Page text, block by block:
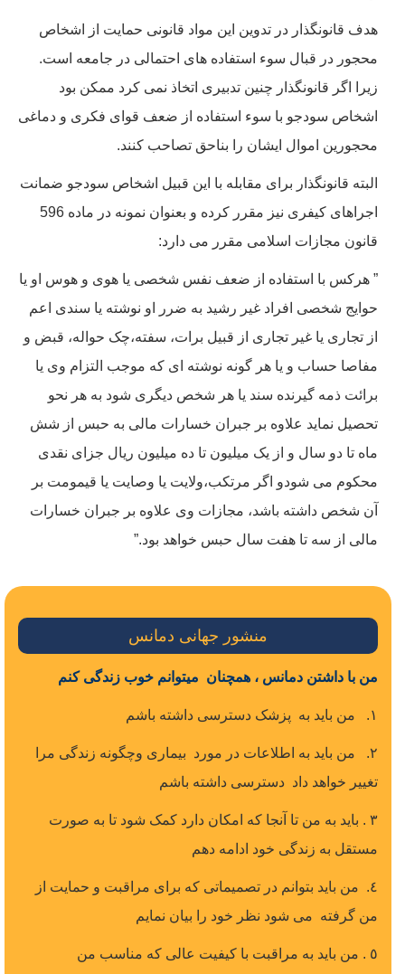
هدف قانونگذار در تدوین این مواد قانونی حمایت از اشخاص
محجور در قبال سوء استفاده های احتمالی در جامعه است.
زیرا اگر قانونگذار چنین تدبیری اتخاذ نمی کرد ممکن بود
اشخاص سودجو با سوء استفاده از ضعف قوای فکری و دماغی
محجورین اموال ایشان را بناحق تصاحب کنند.
البته قانونگذار برای مقابله با این قبیل اشخاص سودجو ضمانت
اجراهای کیفری نیز مقرر کرده و بعنوان نمونه در ماده 596
قانون مجازات اسلامی مقرر می دارد:
” هرکس با استفاده از ضعف نفس شخصی یا هوی و هوس او یا
حوایج شخصی افراد غیر رشید به ضرر او نوشته یا سندی اعم
از تجاری یا غیر تجاری از قبیل برات، سفته،چک حواله، قبض و
مفاصا حساب و یا هر گونه نوشته ای که موجب التزام وی یا
برائت ذمه گیرنده سند یا هر شخص دیگری شود به هر نحو
تحصیل نماید علاوه بر جبران خسارات مالی به حبس از شش
ماه تا دو سال و از یک میلیون تا ده میلیون ریال جزای نقدی
محکوم می شودو اگر مرتکب،ولایت یا وصایت یا قیمومت بر
آن شخص داشته باشد، مجازات وی علاوه بر جبران خسارات
مالی از سه تا هفت سال حبس خواهد بود.”
منشور جهانی دمانس
من با داشتن دمانس ، همچنان میتوانم خوب زندگی کنم
١. من باید به پزشک دسترسی داشته باشم
٢. من باید به اطلاعات در مورد بیماری وچگونه زندگی مرا
تغییر خواهد داد دسترسی داشته باشم
٣ . باید به من تا آنجا که امکان دارد کمک شود تا به صورت
مستقل به زندگی خود ادامه دهم
٤. من باید بتوانم در تصمیماتی که برای مراقبت و حمایت از
من گرفته می شود نظر خود را بیان نمایم
٥ . من باید به مراقبت با کیفیت عالی که مناسب من